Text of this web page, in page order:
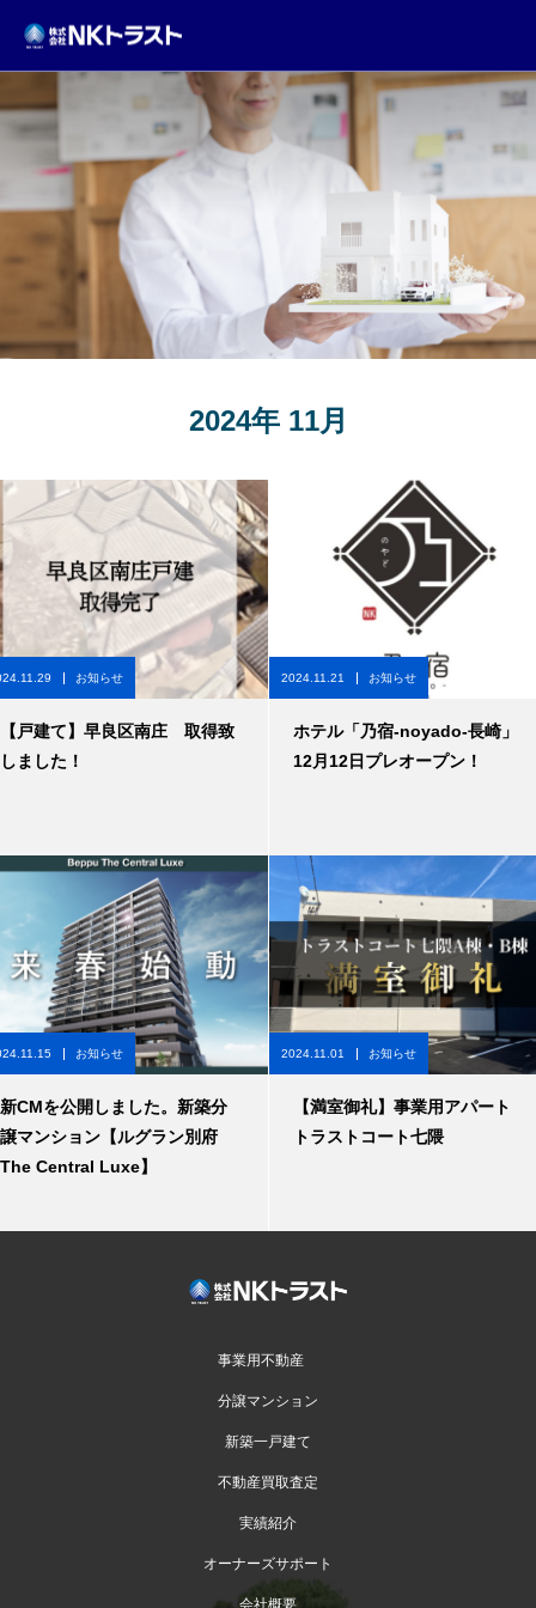
TOPICS
2024年 11月
お知らせ
【戸建て】早良区南庄 取得致
しました！
2024.11.21 お知らせ
ホテル「乃宿-noyado-長崎」
12月12日プレオープン！
お知らせ
新CMを公開しました。新築分
譲マンション【ルグラン別府
The Central Luxe】
2024.11.01 お知らせ
【満室御礼】事業用アパート
トラストコート七隈
事業用不動産
分譲マンション
新築一戸建て
不動産買取査定
実績紹介
オーナーズサポート
会社概要